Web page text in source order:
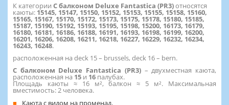
К категории С балконом Deluxe Fantastica (PR3)относятся
каюты: 15145, 15147, 15150, 15152, 15153, 15155, 15158, 15160,
15165, 15167, 15170, 15172, 15173, 15175, 15178, 15180, 15185,
15187, 15190, 15192, 15193, 15195, 15198, 15200, 16173, 16179,
16180, 16181, 16186, 16188, 16191, 16193, 16198, 16199, 16200,
16201, 16206, 16208, 16211, 16218, 16227, 16229, 16232, 16234,
16243, 16248.
расположенная на deck 15 – brussels, deck 16 – bern.
С балконом Deluxe Fantastica (PR3)– двухместная каюта,
расположенная на 15 и 16 палубах.
Площадь каюты ≈ 16 м², балкон ≈ 5 м². Максимальная
вместимость: 2 человека.
Каюта с видом на променад.